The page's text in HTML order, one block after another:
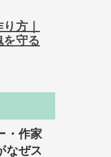
方｜
を守る
・作家
なぜス